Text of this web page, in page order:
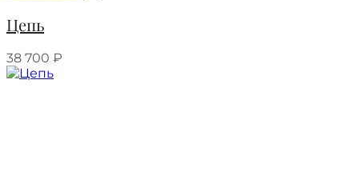
Цепь
38 700 ₽